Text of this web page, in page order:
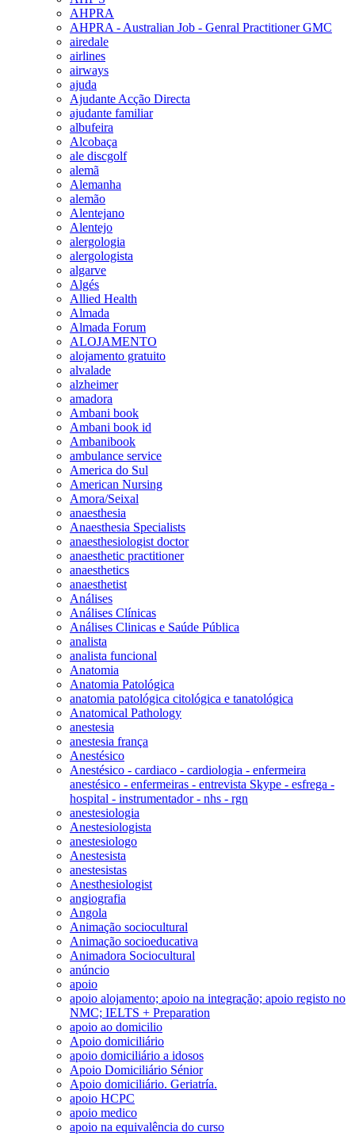
AHPRA
AHPRA - Australian Job - Genral Practitioner GMC
airedale
airlines
airways
ajuda
Ajudante Acção Directa
ajudante familiar
albufeira
Alcobaça
ale discgolf
alemã
Alemanha
alemão
Alentejano
Alentejo
alergologia
alergologista
algarve
Algés
Allied Health
Almada
Almada Forum
ALOJAMENTO
alojamento gratuito
alvalade
alzheimer
amadora
Ambani book
Ambani book id
Ambanibook
ambulance service
America do Sul
American Nursing
Amora/Seixal
anaesthesia
Anaesthesia Specialists
anaesthesiologist doctor
anaesthetic practitioner
anaesthetics
anaesthetist
Análises
Análises Clínicas
Análises Clinicas e Saúde Pública
analista
analista funcional
Anatomia
Anatomia Patológica
anatomia patológica citológica e tanatológica
Anatomical Pathology
anestesia
anestesia frança
Anestésico
Anestésico - cardiaco - cardiologia - enfermeira
anestésico - enfermeiras - entrevista Skype - esfrega -
hospital - instrumentador - nhs - rgn
anestesiologia
Anestesiologista
anestesiologo
Anestesista
anestesistas
Anesthesiologist
angiografia
Angola
Animação sociocultural
Animação socioeducativa
Animadora Sociocultural
anúncio
apoio
apoio alojamento; apoio na integração; apoio registo no
NMC; IELTS + Preparation
apoio ao domicilio
Apoio domiciliário
apoio domiciliário a idosos
Apoio Domiciliário Sénior
Apoio domiciliário. Geriatría.
apoio HCPC
apoio medico
apoio na equivalência do curso